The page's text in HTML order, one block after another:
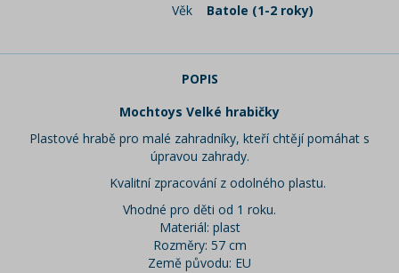
Věk
Batole (1-2 roky)
POPIS
Mochtoys Velké hrabičky
Plastové hrabě pro malé zahradníky, kteří chtějí pomáhat s
úpravou zahrady.
Kvalitní zpracování z odolného plastu.
Vhodné pro děti od 1 roku.
Materiál: plast
Rozměry: 57 cm
Země původu: EU